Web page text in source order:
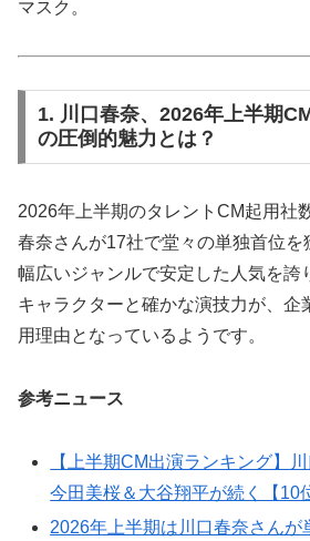
マスク。
1. 川口春奈、2026年上半期
の圧倒的魅力とは？
2026年上半期のタレントCM起用社
春奈さんが17社で堂々の単独首位を
幅広いジャンルで安定した人気を誇
キャラクターと確かな演技力が、企
用理由となっているようです。
参考ニュース
【上半期CM出演ランキング】
今田美桜＆大谷翔平が続く【10
2026年上半期は川口春奈さんが